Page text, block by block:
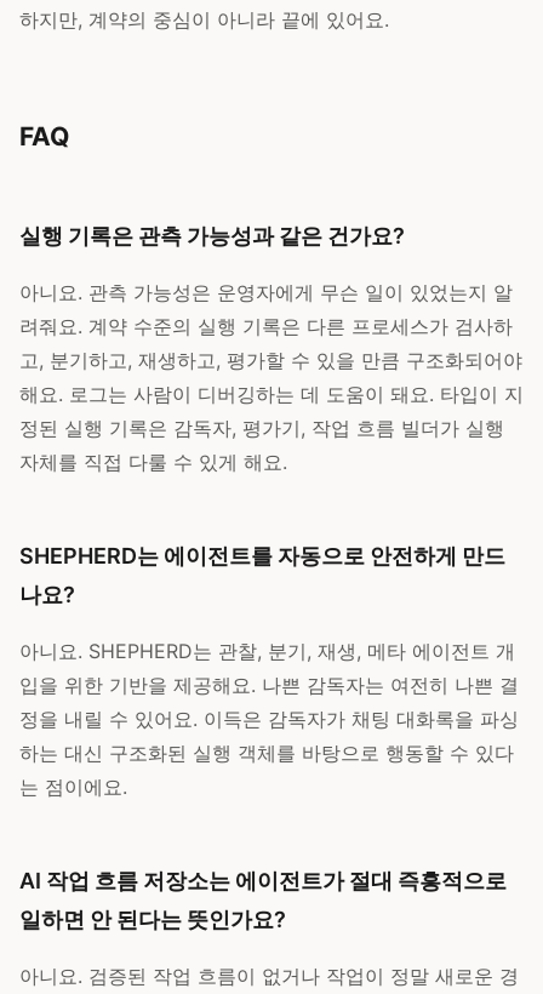
하지만, 계약의 중심이 아니라 끝에 있어요.
FAQ
실행 기록은 관측 가능성과 같은 건가요?
아니요. 관측 가능성은 운영자에게 무슨 일이 있었는지 알
려줘요. 계약 수준의 실행 기록은 다른 프로세스가 검사하
고, 분기하고, 재생하고, 평가할 수 있을 만큼 구조화되어야
해요. 로그는 사람이 디버깅하는 데 도움이 돼요. 타입이 지
정된 실행 기록은 감독자, 평가기, 작업 흐름 빌더가 실행
자체를 직접 다룰 수 있게 해요.
SHEPHERD는 에이전트를 자동으로 안전하게 만드
나요?
아니요. SHEPHERD는 관찰, 분기, 재생, 메타 에이전트 개
입을 위한 기반을 제공해요. 나쁜 감독자는 여전히 나쁜 결
정을 내릴 수 있어요. 이득은 감독자가 채팅 대화록을 파싱
하는 대신 구조화된 실행 객체를 바탕으로 행동할 수 있다
는 점이에요.
AI 작업 흐름 저장소는 에이전트가 절대 즉흥적으로
일하면 안 된다는 뜻인가요?
아니요. 검증된 작업 흐름이 없거나 작업이 정말 새로운 경